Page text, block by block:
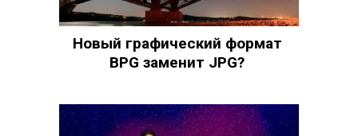
Новый графический формат
BPG заменит JPG?